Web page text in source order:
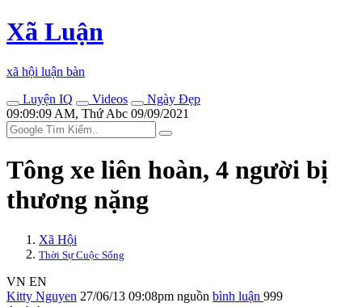
Xã Luận
xã hội luận bàn
Luyện IQ
Videos
Ngày Đẹp
09:09:09 AM, Thứ Abc 09/09/2021
Tông xe liên hoàn, 4 người bị
thương nặng
Xã Hội
Thời Sự Cuộc Sống
VN EN
Kitty Nguyen 27/06/13 09:08pm nguồn bình luận 999